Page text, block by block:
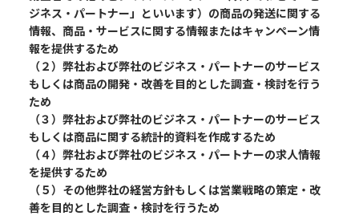
ジネス・パートナー」といいます）の商品の発送に関する
情報、商品・サービスに関する情報またはキャンペーン情
報を提供するため
（２）弊社および弊社のビジネス・パートナーのサービス
もしくは商品の開発・改善を目的とした調査・検討を行う
ため
（３）弊社および弊社のビジネス・パートナーのサービス
もしくは商品に関する統計的資料を作成するため
（４）弊社および弊社のビジネス・パートナーの求人情報
を提供するため
（５）その他弊社の経営方針もしくは営業戦略の策定・改
善を目的とした調査・検討を行うため